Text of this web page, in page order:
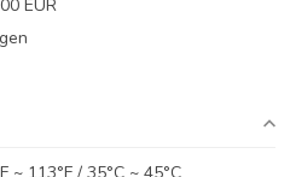
EUR